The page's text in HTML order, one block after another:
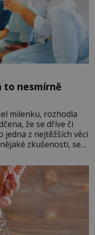
to nesmírně
milenku, rozhodla
že se dříve či
jedna z nejtěžších věcí
zkušenosti, se
pořídil milenku,